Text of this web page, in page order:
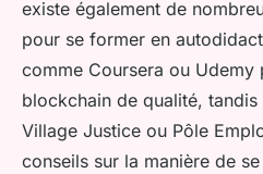
existe également de
pour se former en
comme Coursera ou
blockchain de qualité,
Village Justice ou Pôle
conseils sur la manière de